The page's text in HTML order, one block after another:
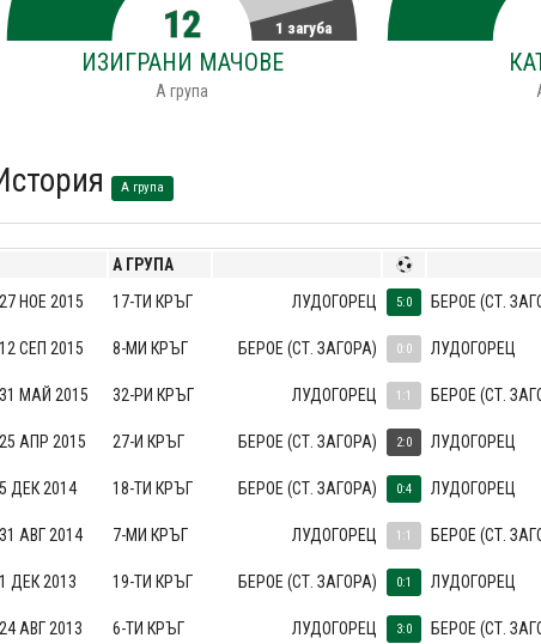
1 загуба
12
ИЗИГРАНИ МАЧОВЕ
A група
A група
A ГРУПА
27 НОЕ 2015
17-ТИ КРЪГ ЛУДОГОРЕЦ 5:0 БЕРОЕ (СТ.
12 СЕП 2015 8-МИ КРЪГ БЕРОЕ (СТ. ЗАГОРА) 0:0 ЛУДОГОРЕЦ
31 МАЙ 2015 32-РИ КРЪГ ЛУДОГОРЕЦ 1:1 БЕРОЕ (СТ.
25 АПР 2015 27-И КРЪГ БЕРОЕ (СТ. ЗАГОРА) 2:0 ЛУДОГОРЕЦ
5 ДЕК 2014 18-ТИ КРЪГ БЕРОЕ (СТ. ЗАГОРА) 0:4 ЛУДОГОРЕЦ
31 АВГ 2014 7-МИ КРЪГ ЛУДОГОРЕЦ 1:1 БЕРОЕ (СТ.
1 ДЕК 2013 19-ТИ КРЪГ БЕРОЕ (СТ. ЗАГОРА) 0:1 ЛУДОГОРЕЦ
24 АВГ 2013 6-ТИ КРЪГ ЛУДОГОРЕЦ 3:0 БЕРОЕ (СТ.